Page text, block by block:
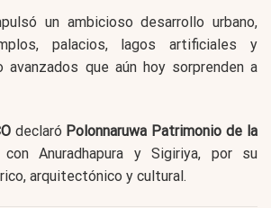
un ambicioso desarrollo urbano,
palacios, lagos artificiales y
que aún hoy sorprenden a
declaró Polonnaruwa Patrimonio de la
Anuradhapura y Sigiriya, por su
arquitectónico y cultural.